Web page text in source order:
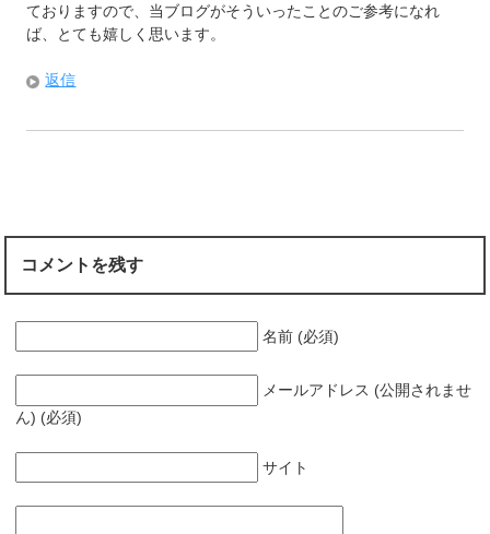
ておりますので、当ブログがそういったことのご参考になれ
ば、とても嬉しく思います。
返信
コメントを残す
名前 (必須)
メールアドレス (公開されませ
ん) (必須)
サイト